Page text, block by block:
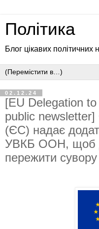
Політика
Блог цікавих політичних
02.12.24
[EU Delegation
public
(ЄС) надає
УВКБ ООН, щоб
пережити